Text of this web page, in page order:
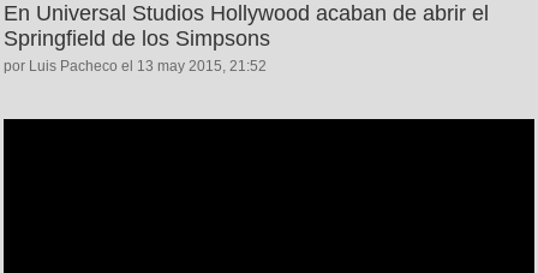
En Universal Studios Hollywood acaban de abrir el
Springfield de los Simpsons
por Luis Pacheco el 13 may 2015, 21:52